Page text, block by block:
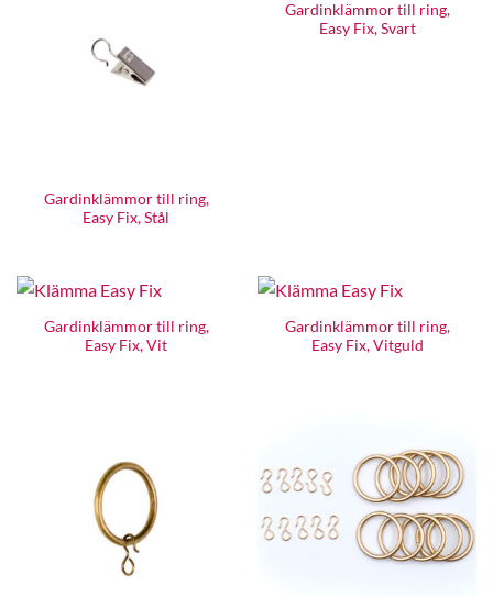
Gardinklämmor till ring,
Easy Fix, Stål
Gardinklämmor till ring,
Easy Fix, Svart
Gardinklämmor till ring,
Easy Fix, Vit
Gardinklämmor till ring,
Easy Fix, Vitguld